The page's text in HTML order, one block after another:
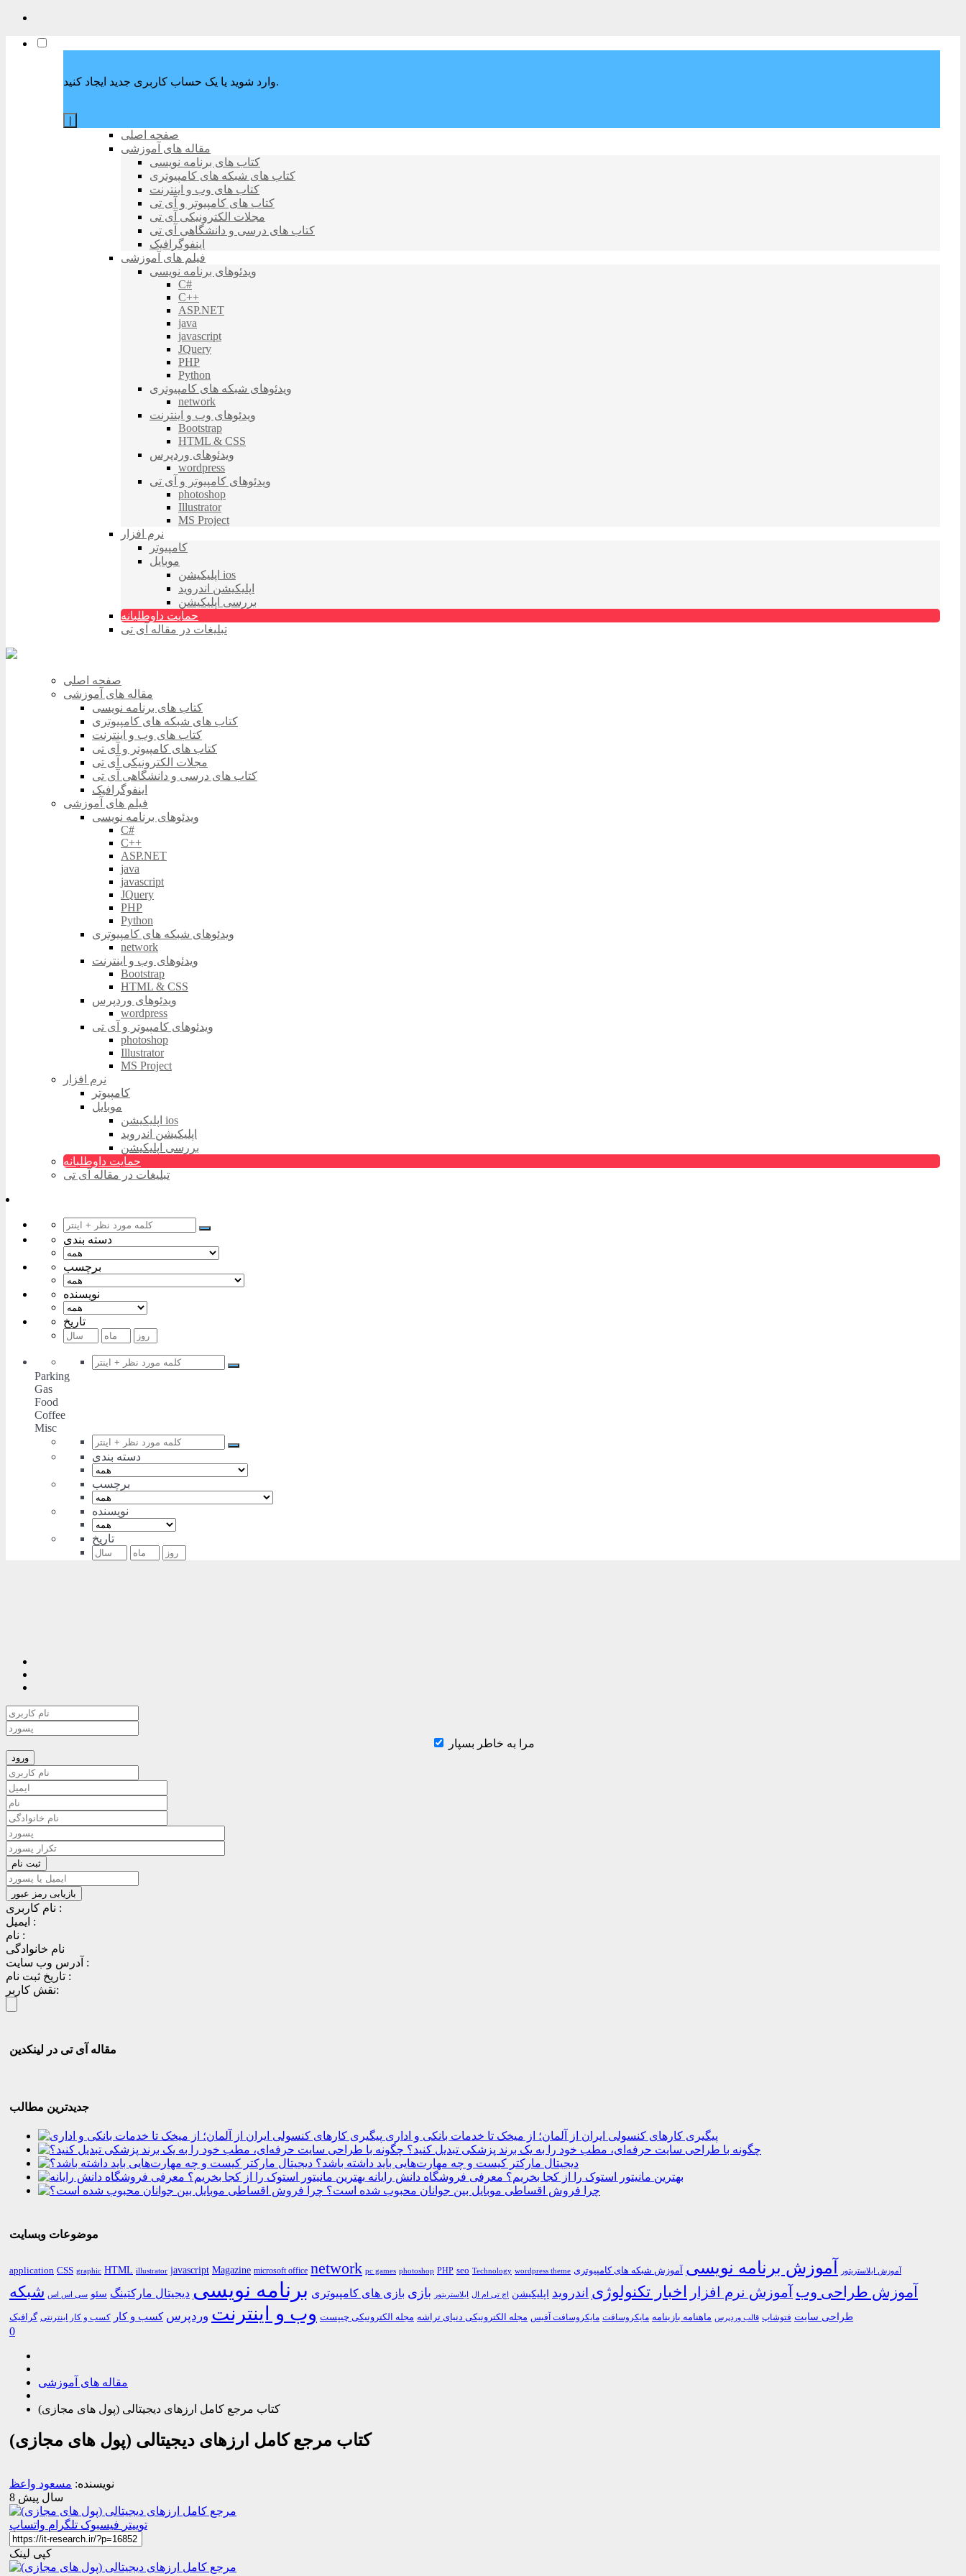
وارد شوید یا یک حساب کاربری جدید ایجاد کنید.
صفحه اصلی
مقاله های آموزشی
کتاب های برنامه نویسی
کتاب های شبکه های کامپیوتری
کتاب های وب و اینترنت
کتاب های کامپیوتر و آی تی
مجلات الکترونیکی آی تی
کتاب های درسی و دانشگاهی آی تی
اینفوگرافیک
فیلم های آموزشی
ویدئوهای برنامه نویسی
C#
C++
ASP.NET
java
javascript
JQuery
PHP
Python
ویدئوهای شبکه های کامپیوتری
network
ویدئوهای وب و اینترنت
Bootstrap
HTML & CSS
ویدئوهای وردپرس
wordpress
ویدئوهای کامپیوتر و آی تی
photoshop
Illustrator
MS Project
نرم افزار
کامپیوتر
موبایل
اپلیکیشن ios
اپلیکیشن اندروید
بررسی اپلیکیشن
حمایت داوطلبانه
تبلیغات در مقاله آی تی
صفحه اصلی
مقاله های آموزشی
کتاب های برنامه نویسی
کتاب های شبکه های کامپیوتری
کتاب های وب و اینترنت
کتاب های کامپیوتر و آی تی
مجلات الکترونیکی آی تی
کتاب های درسی و دانشگاهی آی تی
اینفوگرافیک
فیلم های آموزشی
ویدئوهای برنامه نویسی
C#
C++
ASP.NET
java
javascript
JQuery
PHP
Python
ویدئوهای شبکه های کامپیوتری
network
ویدئوهای وب و اینترنت
Bootstrap
HTML & CSS
ویدئوهای وردپرس
wordpress
ویدئوهای کامپیوتر و آی تی
photoshop
Illustrator
MS Project
نرم افزار
کامپیوتر
موبایل
اپلیکیشن ios
اپلیکیشن اندروید
بررسی اپلیکیشن
حمایت داوطلبانه
تبلیغات در مقاله آی تی
دسته بندی
برچسب
نویسنده
تاریخ
Parking
Gas
Food
Coffee
Misc
دسته بندی
برچسب
نویسنده
تاریخ
مرا به خاطر بسپار
نام کاربری :
ایمیل :
نام :
نام خانوادگی
آدرس وب سایت :
تاریخ ثبت نام :
نقش کاربر:
مقاله آی تی در لینکدین
جدیدترین مطالب
پیگیری کارهای کنسولی ایران از آلمان؛ از میخک تا خدمات بانکی و اداری
چگونه با طراحی سایت حرفه‌ای، مطب خود را به یک برند پزشکی تبدیل کنید؟
دیجیتال مارکتر کیست و چه مهارت‌هایی باید داشته باشد؟
بهترین مانیتور استوک را از کجا بخریم؟ معرفی فروشگاه دانش رایانه
چرا فروش اقساطی موبایل بین جوانان محبوب شده است؟
موضوعات وبسایت
application CSS graphic HTML illustrator javascript Magazine microsoft office network pc games photoshop PHP seo Technology wordpress theme آموزش ایلاستریتور آموزش برنامه نویسی آموزش شبکه های کامپیوتری
آموزش طراحی وب آموزش نرم افزار اخبار تکنولوژی اندروید اپلیکیشن اچ تی ام ال ایلاستریتور بازی بازی های کامپیوتری برنامه نویسی دیجیتال مارکتینگ سئو سی اس اس شبکه
طراحی سایت فتوشاپ قالب وردپرس ماهنامه بازینامه مایکروسافت مایکروسافت آفیس مجله الکترونیکی دنیای تراشه مجله الکترونیکی چیپست وب و اینترنت وردپرس کسب و کار کسب و کار اینترنتی گرافیک
0
مقاله های آموزشی
کتاب مرجع کامل ارزهای دیجیتالی (پول های مجازی)
کتاب مرجع کامل ارزهای دیجیتالی (پول های مجازی)
نویسنده: مسعود واعظ
8 سال پیش
توییتر فیسبوک تلگرام واتساپ
کپی لینک